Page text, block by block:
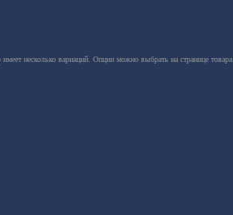
имеет несколько вариаций. Опции можно выбрать на странице товара.